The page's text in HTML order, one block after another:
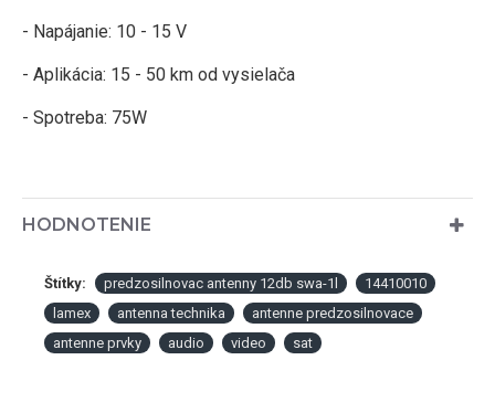
- Napájanie: 10 - 15 V
- Aplikácia: 15 - 50 km od vysielača
- Spotreba: 75W
HODNOTENIE
Štítky: predzosilnovac antenny 12db swa-1l
14410010
lamex
antenna technika
antenne predzosilnovace
antenne prvky
audio video sat